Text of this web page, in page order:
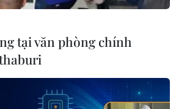
tại văn phòng chính